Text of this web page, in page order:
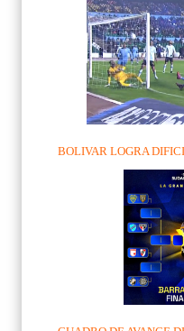
BOLIVAR LOGRA